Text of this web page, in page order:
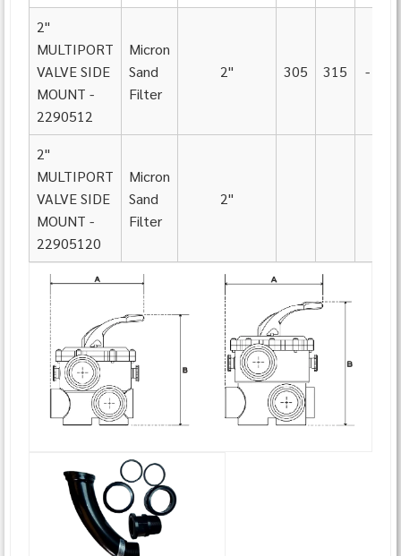
2"
MULTIPORT
VALVE SIDE
MOUNT -
2290512
Micron
Sand
Filter
2" 305 315 -
2"
MULTIPORT
VALVE SIDE
MOUNT -
22905120
Micron
Sand
Filter
2"